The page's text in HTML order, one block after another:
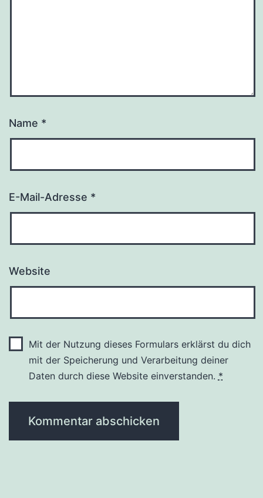
Name *
E-Mail-Adresse *
Website
Mit der Nutzung dieses Formulars erklärst du dich
mit der Speicherung und Verarbeitung deiner
Daten durch diese Website einverstanden. *